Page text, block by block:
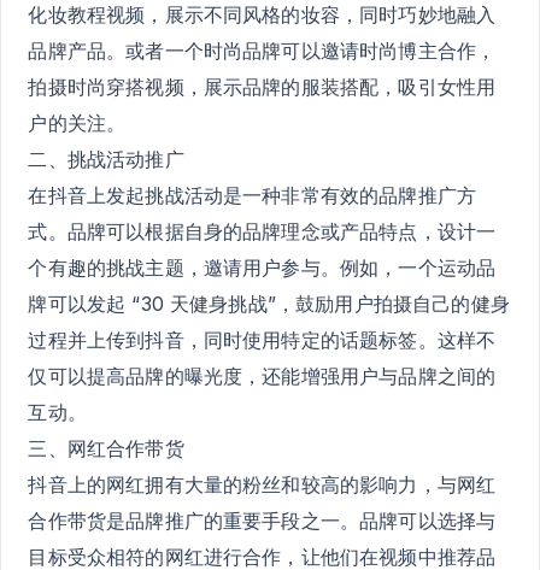
化妆教程视频，展示不同风格的妆容，同时巧妙地融入
品牌产品。或者一个时尚品牌可以邀请时尚博主合作，
拍摄时尚穿搭视频，展示品牌的服装搭配，吸引女性用
户的关注。
二、挑战活动推广
在抖音上发起挑战活动是一种非常有效的品牌推广方
式。品牌可以根据自身的品牌理念或产品特点，设计一
个有趣的挑战主题，邀请用户参与。例如，一个运动品
牌可以发起 “30 天健身挑战”，鼓励用户拍摄自己的健身
过程并上传到抖音，同时使用特定的话题标签。这样不
仅可以提高品牌的曝光度，还能增强用户与品牌之间的
互动。
三、网红合作带货
抖音上的网红拥有大量的粉丝和较高的影响力，与网红
合作带货是品牌推广的重要手段之一。品牌可以选择与
目标受众相符的网红进行合作，让他们在视频中推荐品